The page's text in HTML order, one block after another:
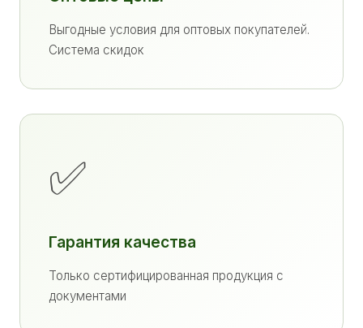
Выгодные условия для оптовых покупателей.
Система скидок
✅
Гарантия качества
Только сертифицированная продукция с
документами